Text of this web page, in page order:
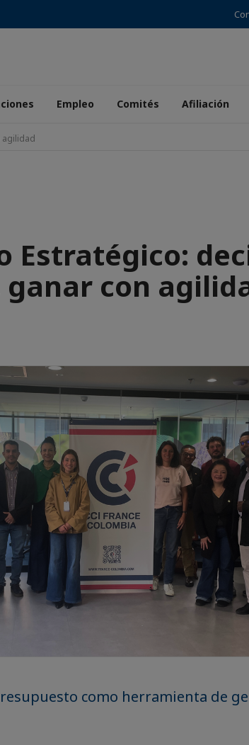
Empleo Comités Afiliación
agilidad
Estratégico:
ganar con
como herramienta de